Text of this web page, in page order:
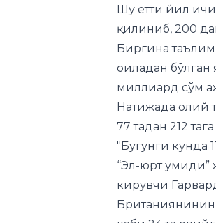
Шу етти йил
қилиниб, 200
Биргина
оиладан бўлган
миллиард сўм
Натижада олий
77 тадан 212
"Бугунги кунда
“Эл-юрт умиди”
кирувчи